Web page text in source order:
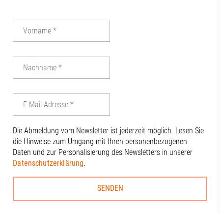
Die Abmeldung vom Newsletter ist jederzeit möglich. Lesen Sie
die Hinweise zum Umgang mit Ihren personenbezogenen
Daten und zur Personalisierung des Newsletters in unserer
Datenschutzerklärung.